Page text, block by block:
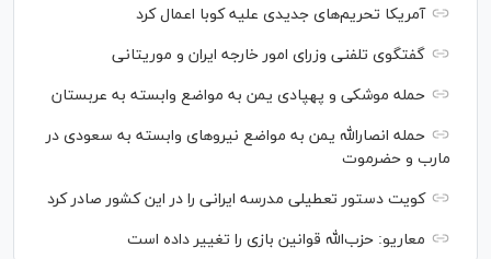
آمریکا تحریم‌های جدیدی علیه کوبا اعمال کرد
گفتگوی تلفنی وزرای امور خارجه ایران و موریتانی
حمله موشکی و پهپادی یمن به مواضع وابسته به عربستان
حمله انصارالله یمن به مواضع نیرو‌های وابسته به سعودی در
مارب و حضرموت
کویت دستور تعطیلی مدرسه ایرانی را در این کشور صادر کرد
معاریو: حزب‌الله قوانین بازی را تغییر داده است